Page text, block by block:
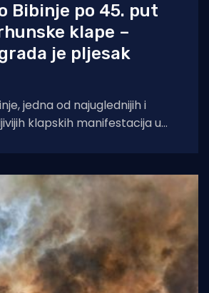
Bibinje po 45. put
klape –
je pljesak
jedna od najuglednijih i
klapskih manifestacija u